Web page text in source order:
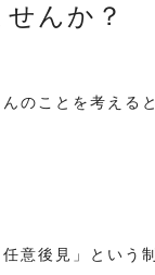
んか？
のことを考える
意後見」という